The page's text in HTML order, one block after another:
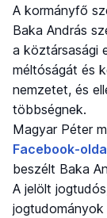
A kormányfő
Baka András
a köztársasági
méltóságát és
nemzetet, és
többségnek.
Magyar Péter
Facebook-
beszélt Baka
A jelölt
jogtudományok